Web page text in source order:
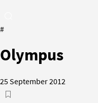
#
Olympus
25 September 2012